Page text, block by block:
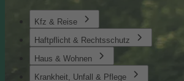
Kfz & Reise
Haftpflicht & Rechtsschutz
Haus & Wohnen
Krankheit, Unfall & Pflege